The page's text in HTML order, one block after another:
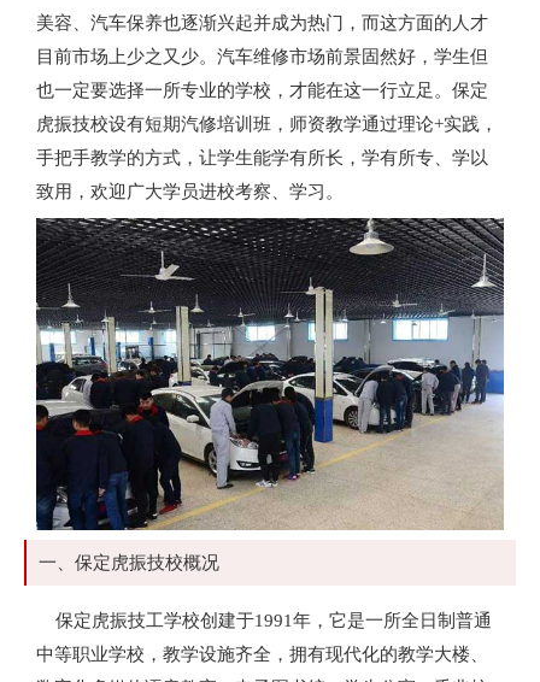
美容、汽车保养也逐渐兴起并成为热门，而这方面的人才
目前市场上少之又少。汽车维修市场前景固然好，学生但
也一定要选择一所专业的学校，才能在这一行立足。保定
虎振技校设有短期汽修培训班，师资教学通过理论+实践，
手把手教学的方式，让学生能学有所长，学有所专、学以
致用，欢迎广大学员进校考察、学习。
一、保定虎振技校概况
保定虎振技工学校创建于1991年，它是一所全日制普通
中等职业学校，教学设施齐全，拥有现代化的教学大楼、